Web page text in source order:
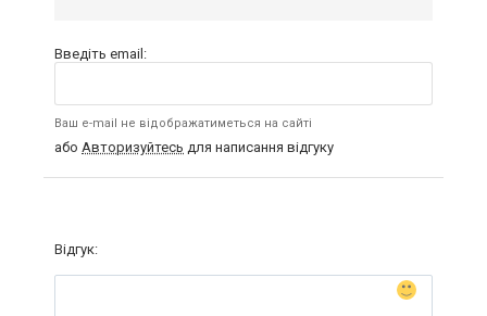
Введіть email:
Ваш e-mail не відображатиметься на сайті
або Авторизуйтесь для написання відгуку
Відгук: